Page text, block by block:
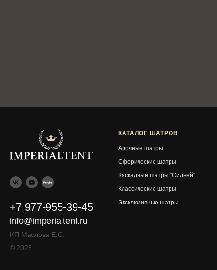
+7 977-955-39-45
info@imperialtent.ru
ИП Маслова Е.С.
© 2025
КАТАЛОГ ШАТРОВ
Арочные шатры
Сферические шатры
Каскадные шатры "Сидней"
Классические шатры
Эксклюзивные шатры